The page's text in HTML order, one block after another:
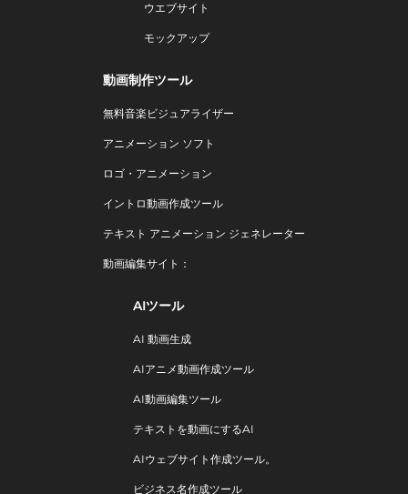
ウエブサイト
モックアップ
動画制作ツール
無料音楽ビジュアライザー
アニメーション ソフト
ロゴ・アニメーション
イントロ動画作成ツール
テキスト アニメーション ジェネレーター
動画編集サイト：
AIツール
AI 動画生成
AIアニメ動画作成ツール
AI動画編集ツール
テキストを動画にするAI
AIウェブサイト作成ツール。
ビジネス名作成ツール